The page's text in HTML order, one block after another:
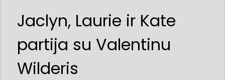
Jaclyn, Laurie ir Kate
partija su Valentinu
Wilderis